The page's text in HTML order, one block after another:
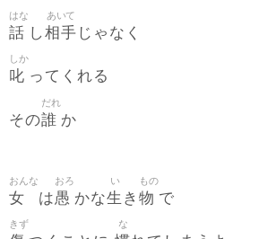
話
はな
し相手
あいて
じゃなく
叱
しか
ってくれる
その誰
だれ
か
女
おんな
は愚
おろ
かな生
い
き 物
もの
で
きず な